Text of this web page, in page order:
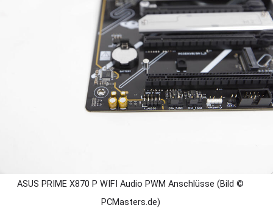
ASUS PRIME X870 P WIFI Audio PWM Anschlüsse (Bild ©
PCMasters.de)